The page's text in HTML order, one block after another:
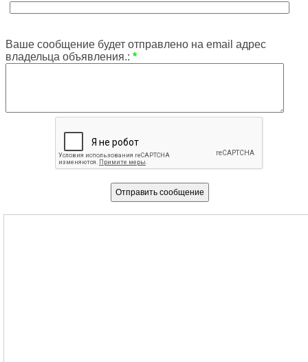
Ваше сообщение будет отправлено на email адрес
владельца объявления.: *